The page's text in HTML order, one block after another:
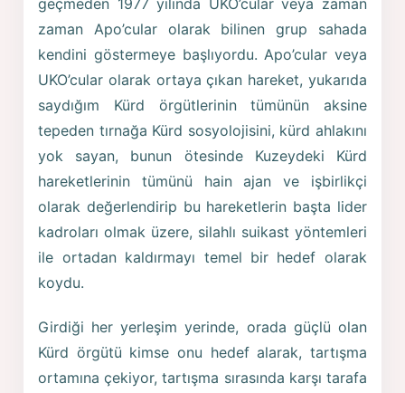
zaman Apo’cular olarak bilinen grup sahada
kendini göstermeye başlıyordu. Apo’cular veya
UKO’cular olarak ortaya çıkan hareket, yukarıda
saydığım Kürd örgütlerinin tümünün aksine
tepeden tırnağa Kürd sosyolojisini, kürd ahlakını
yok sayan, bunun ötesinde Kuzeydeki Kürd
hareketlerinin tümünü hain ajan ve işbirlikçi
olarak değerlendirip bu hareketlerin başta lider
kadroları olmak üzere, silahlı suikast yöntemleri
ile ortadan kaldırmayı temel bir hedef olarak
koydu.
Girdiği her yerleşim yerinde, orada güçlü olan
Kürd örgütü kimse onu hedef alarak, tartışma
ortamına çekiyor, tartışma sırasında karşı tarafa